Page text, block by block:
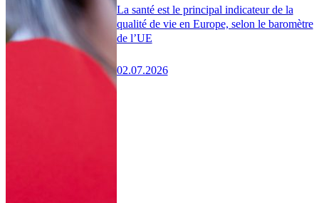
La santé est le principal indicateur de la
qualité de vie en Europe, selon le baromètre
de l’UE
02.07.2026